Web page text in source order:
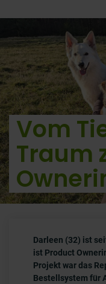
Vom
Traum
Darleen (32) ist
ist Product
Projekt war das
Bestellsystem für